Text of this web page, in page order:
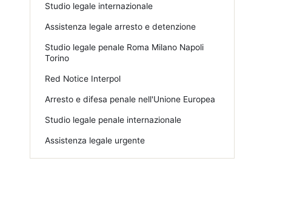
Studio legale internazionale
Assistenza legale arresto e detenzione
Studio legale penale Roma Milano Napoli
Torino
Red Notice Interpol
Arresto e difesa penale nell'Unione Europea
Studio legale penale internazionale
Assistenza legale urgente